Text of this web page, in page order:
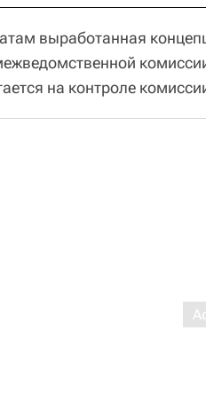
выработанная
на контроле